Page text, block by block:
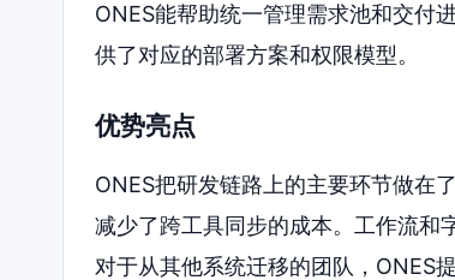
ONES能帮助统一管理需求池和交付
供了对应的部署方案和权限模型。
优势亮点
ONES把研发链路上的主要环节做在
减少了跨工具同步的成本。工作流和
对于从其他系统迁移的团队，ONES